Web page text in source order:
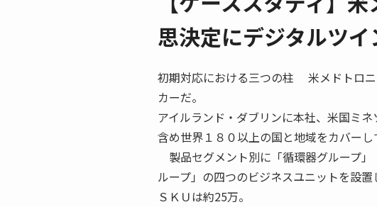
思決定にデジタルツイ
初期対応における三つの柱 米メドトロニ
カーだ。
アイルランド・ダブリンに本社、米国ミ
含め世界１８０以上の国と地域をカバーし
製品セグメント別に「循環器グループ
ループ」の四つのビジネスユニットを設置
ＳＫＵは約25万。